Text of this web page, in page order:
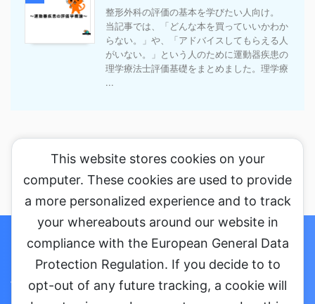
整形外科の評価の基本を学びたい人向け。
当記事では、「どんな本を買っていいかわか
らない。」や、「アドバイスしてもらえる人
がいない。」という人のために運動器疾患の
理学療法士評価基礎をまとめました。理学療
...
セミナーに参加する お問い合わせ・ご依頼
プライバシーポリシー
会社概要
This website stores cookies on your
computer. These cookies are used to provide
a more personalized experience and to track
your whereabouts around our website in
compliance with the European General Data
Protection Regulation. If you decide to to
opt-out of any future tracking, a cookie will